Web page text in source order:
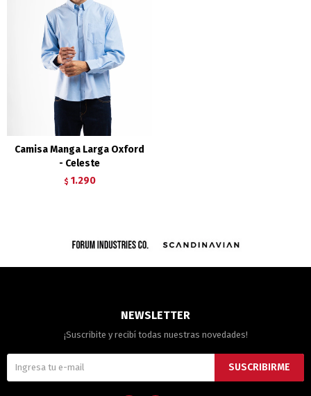
Camisa Manga Larga Oxford
- Celeste
$ 1.290
NEWSLETTER
¡Suscribite y recibí todas nuestras novedades!
SUSCRIBIRME